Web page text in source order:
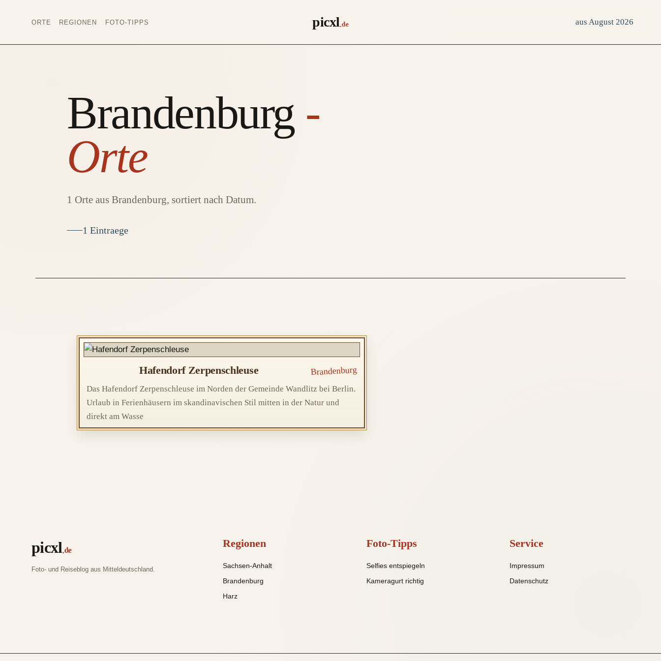
ORTE REGIONEN FOTO-TIPPS picxl.de aus August 2026
Brandenburg -
Orte
1 Orte aus Brandenburg, sortiert nach Datum.
1 Eintraege
Hafendorf Zerpenschleuse Brandenburg
Das Hafendorf Zerpenschleuse im Norden der Gemeinde Wandlitz bei Berlin.
Urlaub in Ferienhäusern im skandinavischen Stil mitten in der Natur und
direkt am Wasse
picxl.de
Foto- und Reiseblog aus Mitteldeutschland.
Regionen
Sachsen-Anhalt
Brandenburg
Harz
Foto-Tipps
Selfies entspiegeln
Kameragurt richtig
Service
Impressum
Datenschutz